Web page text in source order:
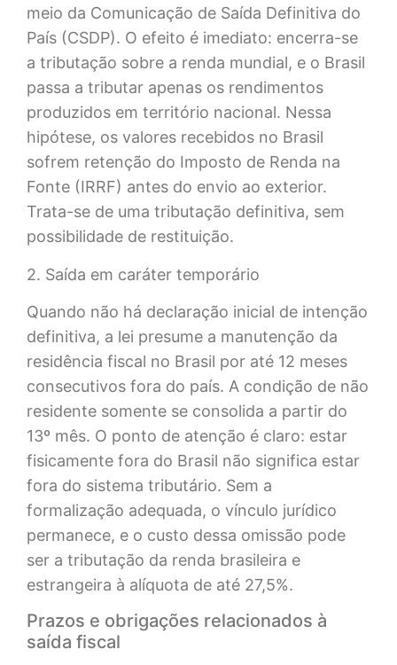
meio da Comunicação de Saída Definitiva do
País (CSDP). O efeito é imediato: encerra-se
a tributação sobre a renda mundial, e o Brasil
passa a tributar apenas os rendimentos
produzidos em território nacional. Nessa
hipótese, os valores recebidos no Brasil
sofrem retenção do Imposto de Renda na
Fonte (IRRF) antes do envio ao exterior.
Trata-se de uma tributação definitiva, sem
possibilidade de restituição.
2. Saída em caráter temporário
Quando não há declaração inicial de intenção
definitiva, a lei presume a manutenção da
residência fiscal no Brasil por até 12 meses
consecutivos fora do país. A condição de não
residente somente se consolida a partir do
13º mês. O ponto de atenção é claro: estar
fisicamente fora do Brasil não significa estar
fora do sistema tributário. Sem a
formalização adequada, o vínculo jurídico
permanece, e o custo dessa omissão pode
ser a tributação da renda brasileira e
estrangeira à alíquota de até 27,5%.
Prazos e obrigações relacionados à
saída fiscal